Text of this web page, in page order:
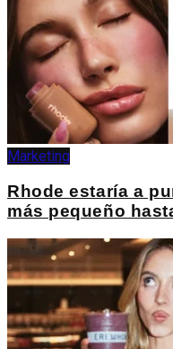
Marketing
Rhode estaría a
más pequeño